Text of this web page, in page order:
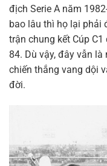
địch Serie A năm
bao lâu thì họ lại phải
trận chung kết Cúp
84. Dù vậy, đây vẫn
chiến thắng vang dội
đời.